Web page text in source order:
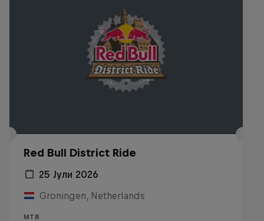
Red Bull District Ride
25 Јули 2026
Groningen, Netherlands
MTB